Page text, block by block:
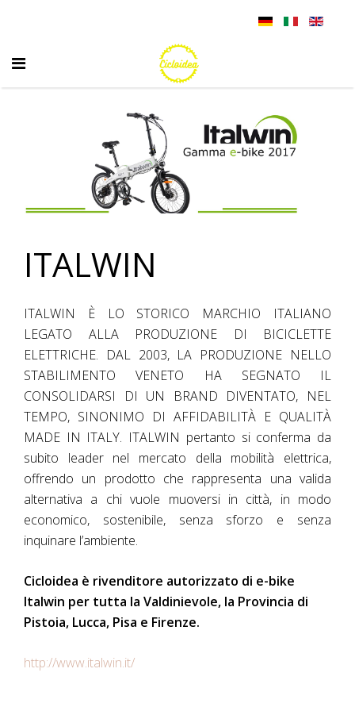
ITALWIN
ITALWIN È LO STORICO MARCHIO ITALIANO
LEGATO ALLA PRODUZIONE DI BICICLETTE
ELETTRICHE. DAL 2003, LA PRODUZIONE NELLO
STABILIMENTO VENETO HA SEGNATO IL
CONSOLIDARSI DI UN BRAND DIVENTATO, NEL
TEMPO, SINONIMO DI AFFIDABILITÀ E QUALITÀ
MADE IN ITALY. ITALWIN pertanto si conferma da
subito leader nel mercato della mobilità elettrica,
offrendo un prodotto che rappresenta una valida
alternativa a chi vuole muoversi in città, in modo
economico, sostenibile, senza sforzo e senza
inquinare l’ambiente.
Cicloidea è rivenditore autorizzato di e-bike
Italwin per tutta la Valdinievole, la Provincia di
Pistoia, Lucca, Pisa e Firenze.
http://www.italwin.it/